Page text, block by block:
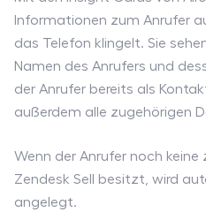
Informationen zum Anrufer
das Telefon klingelt. Sie
Namen des Anrufers und
der Anrufer bereits als
außerdem alle zugehörigen
Wenn der Anrufer noch keine
Zendesk Sell besitzt, wird
angelegt.